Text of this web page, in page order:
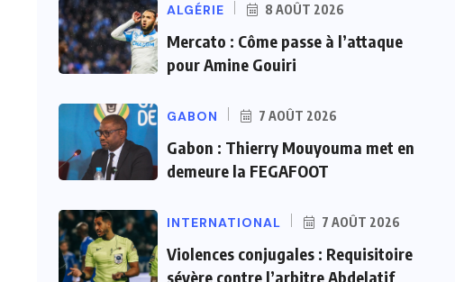
ALGÉRIE 8 AOÛT 2026
Mercato : Côme passe à l’attaque
pour Amine Gouiri
GABON 7 AOÛT 2026
Gabon : Thierry Mouyouma met en
demeure la FEGAFOOT
INTERNATIONAL 7 AOÛT 2026
Violences conjugales : Requisitoire
sévère contre l’arbitre Abdelatif